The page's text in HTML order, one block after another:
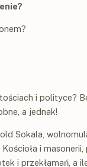
i polityce?
a jednak!
Sokala,
i
i przekłamań, a